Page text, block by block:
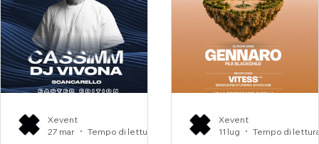
Xevent
27 mar
Xevent
11 lug